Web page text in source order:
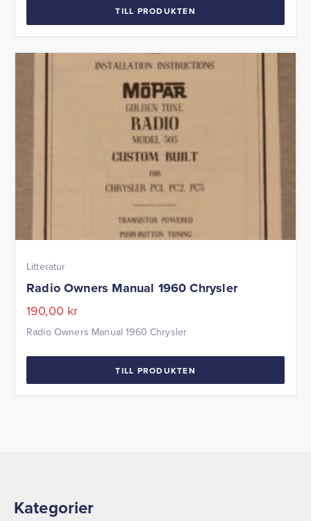
Kategorier
TILL PRODUKTEN
Litteratur
Radio Owners Manual 1960 Chrysler
190,00 kr
Radio Owners Manual 1960 Chrysler
TILL PRODUKTEN